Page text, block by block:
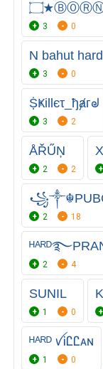
3 0
N bahut
3 0
ṨҜillєτ_ђⱥгᖙ
3 2
ÅŘŰŅ
2 2
2 18
2 4
SUNIL
1 0
ᴴᴬᴿᴰ ꪜᎥᏝᏝᴀɴ
1 0